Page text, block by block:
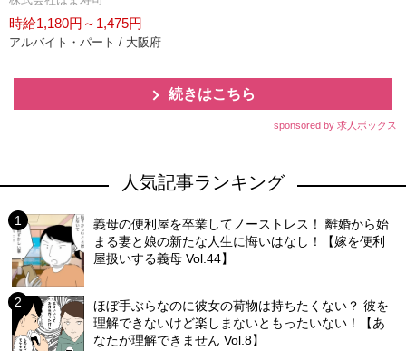
時給1,180円～1,475円
アルバイト・パート / 大阪府
続きはこちら
sponsored by 求人ボックス
人気記事ランキング
義母の便利屋を卒業してノーストレス！ 離婚から始
まる妻と娘の新たな人生に悔いはなし！【嫁を便利
屋扱いする義母 Vol.44】
ほぼ手ぶらなのに彼女の荷物は持ちたくない？ 彼を
理解できないけど楽しまないともったいない！【あ
なたが理解できません Vol.8】